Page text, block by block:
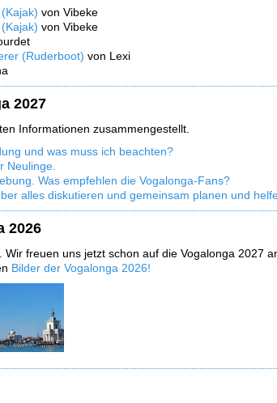
von Vibeke
von Vibeke
(Ruderboot) von Lexi
2027
Informationen zusammengestellt.
und was muss ich beachten?
Neulinge.
Was empfehlen die Vogalonga-Fans?
alles diskutieren und gemeinsam planen und
2026
freuen uns jetzt schon auf die Vogalonga 2027
Bilder der Vogalonga 2026!